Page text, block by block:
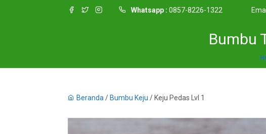
Whatsapp : 0857-8226-1322
Bumbu
Beranda / Bumbu Keju / Keju Pedas Lvl 1